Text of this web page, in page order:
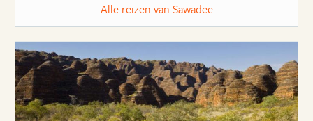
Alle reizen van Sawadee